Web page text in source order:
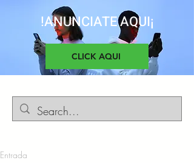
!ANUNCIATE AQUI¡
CLICK AQUI
Entrada